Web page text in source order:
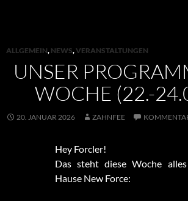
ALLGEMEIN, NEWS,VERANSTALTUNGEN
UNSER
WOCHE (22.-
20. JANUAR 2026 ZAHNFEE
Hey Forcler!
Das steht diese Woche
Hause New Force: